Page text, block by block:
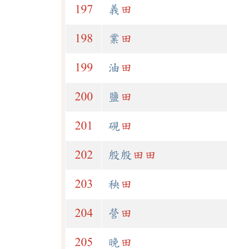
197 義 田
198 業 田
199 油 田
200 鹽 田
201 硯 田
202 殷殷 田 田
203 秧 田
204 營 田
205 晚 田